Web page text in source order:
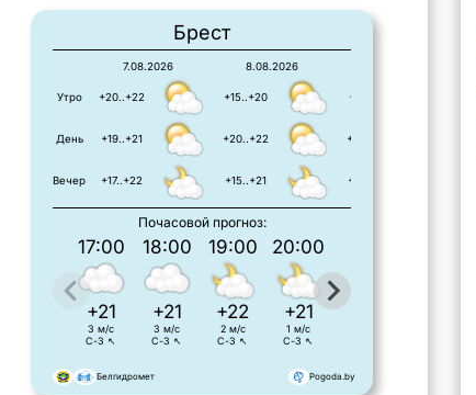
Брест
7.08.2026
+20..+22
+19..+21
+17..+22
8.08.2026
+15..+20
+20..+22
+15..+21
+12..+21
+22..+23
+16..+23
Вечер
День
Утро
Почасовой прогноз:
17:00
+21
3 м/с
С-З ↖
18:00
+21
3 м/с
С-З ↖
19:00
+22
2 м/с
С-З ↖
20:00
+21
1 м/с
С-З ↖
Pogoda.by
Белгидромет